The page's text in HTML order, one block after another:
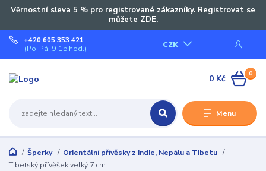
Věrnostní sleva 5 % pro registrované zákazníky. Registrovat se
můžete ZDE.
Menu
CZK
+420 605 353 421
(Po-Pá, 9-15 hod.)
0
0 Kč
Šperky
Orientální přívěsky z Indie, Nepálu a Tibetu
Tibetský přívěšek velký 7 cm